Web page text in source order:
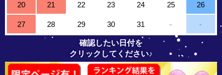
20 21 22 23 24 25 26
27 28 29 30 31 - -
確認したい日付を
クリックしてください♪